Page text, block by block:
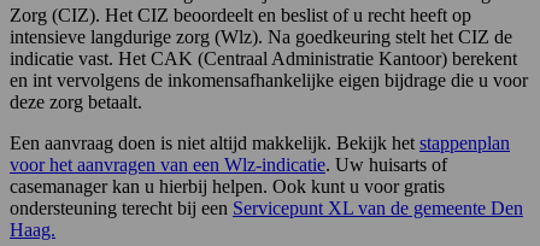
Zorg (CIZ). Het CIZ beoordeelt en beslist of u recht heeft op
intensieve langdurige zorg (Wlz). Na goedkeuring stelt het CIZ de
indicatie vast. Het CAK (Centraal Administratie Kantoor) berekent
en int vervolgens de inkomensafhankelijke eigen bijdrage die u voor
deze zorg betaalt.
Een aanvraag doen is niet altijd makkelijk. Bekijk het stappenplan
voor het aanvragen van een Wlz-indicatie. Uw huisarts of
casemanager kan u hierbij helpen. Ook kunt u voor gratis
ondersteuning terecht bij een Servicepunt XL van de gemeente Den
Haag.